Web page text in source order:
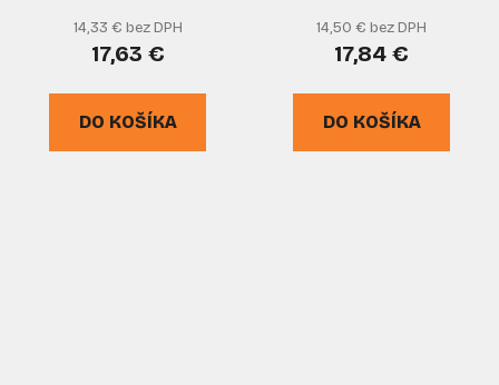
14,33 € bez DPH
17,63 €
DO KOŠÍKA
14,50 € bez DPH
17,84 €
DO KOŠÍKA